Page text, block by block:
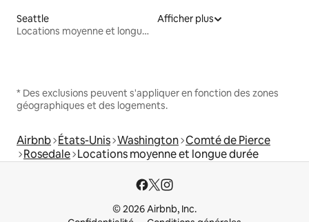
Seattle
Locations moyenne et longue durée
Afficher plus
* Des exclusions peuvent s'appliquer en fonction des zones
géographiques et des logements.
Airbnb États-Unis Washington Comté de Pierce
Rosedale Locations moyenne et longue durée
© 2026 Airbnb, Inc.